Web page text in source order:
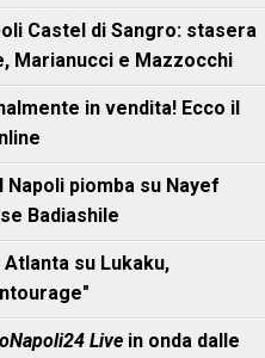
Castel di Sangro: stasera
Marianucci e Mazzocchi
in vendita! Ecco il
Napoli piomba su Nayef
Badiashile
su Lukaku,
Live in onda dalle